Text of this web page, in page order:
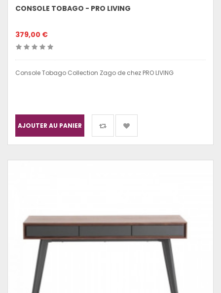
CONSOLE TOBAGO - PRO LIVING
379,00 €
Console Tobago Collection Zago de chez PRO LIVING
AJOUTER AU PANIER